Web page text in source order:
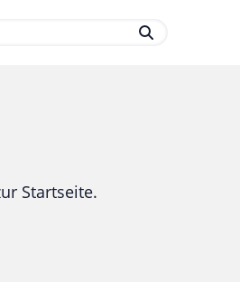
Startseite.